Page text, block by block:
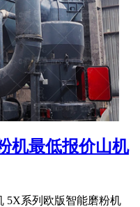
机最低报价山机
5X系列欧版智能磨粉机